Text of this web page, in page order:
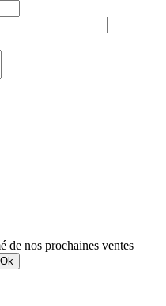
de nos prochaines ventes
Ok